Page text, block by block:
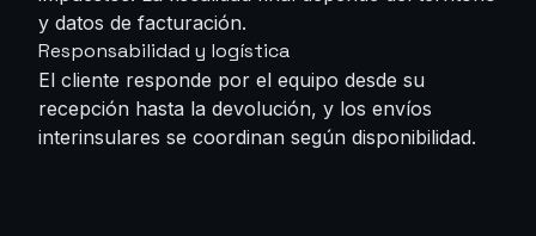
y datos de facturación.
Responsabilidad y logística
El cliente responde por el equipo desde su
recepción hasta la devolución, y los envíos
interinsulares se coordinan según disponibilidad.